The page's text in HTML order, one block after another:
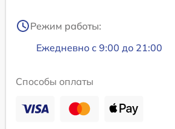
Режим работы:
Ежедневно с 9:00 до 21:00
Способы оплаты